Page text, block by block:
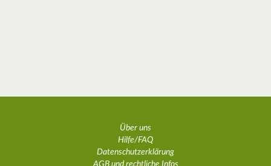
Über uns
Hilfe/FAQ
Datenschutzerklärung
AGB und rechtliche Infos